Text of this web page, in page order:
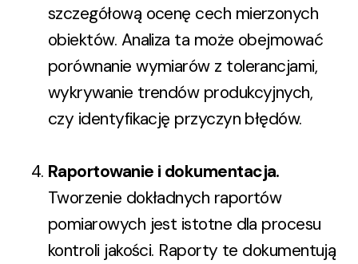
szczegółową ocenę cech mierzonych
obiektów. Analiza ta może obejmować
porównanie wymiarów z tolerancjami,
wykrywanie trendów produkcyjnych,
czy identyfikację przyczyn błędów.
Raportowanie i dokumentacja.
Tworzenie dokładnych raportów
pomiarowych jest istotne dla procesu
kontroli jakości. Raporty te dokumentują